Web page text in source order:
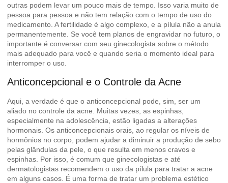
outras podem levar um pouco mais de tempo. Isso varia muito de
pessoa para pessoa e não tem relação com o tempo de uso do
medicamento. A fertilidade é algo complexo, e a pílula não a anula
permanentemente. Se você tem planos de engravidar no futuro, o
importante é conversar com seu ginecologista sobre o método
mais adequado para você e quando seria o momento ideal para
interromper o uso.
Anticoncepcional e o Controle da Acne
Aqui, a verdade é que o anticoncepcional pode, sim, ser um
aliado no controle da acne. Muitas vezes, as espinhas,
especialmente na adolescência, estão ligadas a alterações
hormonais. Os anticoncepcionais orais, ao regular os níveis de
hormônios no corpo, podem ajudar a diminuir a produção de sebo
pelas glândulas da pele, o que resulta em menos cravos e
espinhas. Por isso, é comum que ginecologistas e até
dermatologistas recomendem o uso da pílula para tratar a acne
em alguns casos. É uma forma de tratar um problema estético